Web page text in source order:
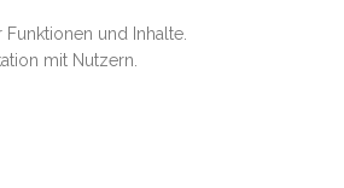
und Inhalte.
mit Nutzern.